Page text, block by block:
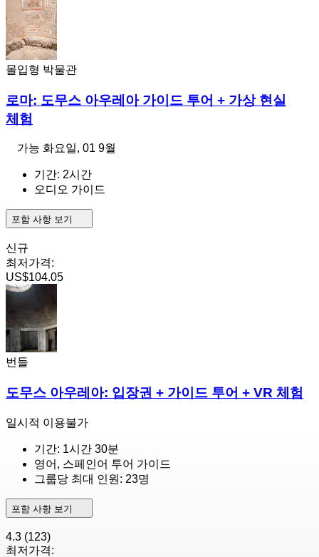
몰입형 박물관
로마: 도무스 아우레아 가이드 투어 + 가상 현실
체험
가능 화요일, 01 9월
기간: 2시간
오디오 가이드
포함 사항 보기
신규
최저가격:
US$104.05
번들
도무스 아우레아: 입장권 + 가이드 투어 + VR 체험
일시적 이용불가
기간: 1시간 30분
영어, 스페인어 투어 가이드
그룹당 최대 인원: 23명
포함 사항 보기
4.3 (123)
최저가격: